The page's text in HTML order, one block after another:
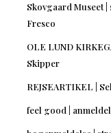
Skovgaard Museet
Fresco
OLE LUND
Skipper
REJSEARTIKEL |
feel good |